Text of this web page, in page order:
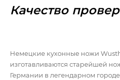
Качество
Немецкие кухонные ножи
изготавливаются старейшей
Германии в легендарном городе